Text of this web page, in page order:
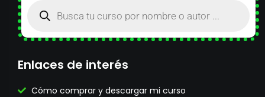
Enlaces de interés
Cómo comprar y descargar mi curso